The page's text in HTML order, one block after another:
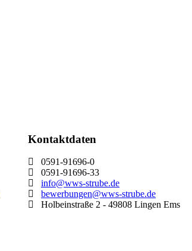
Kontaktdaten
0591-91696-0
0591-91696-33
info@wws-strube.de
bewerbungen@wws-strube.de
Holbeinstraße 2 - 49808 Lingen Ems